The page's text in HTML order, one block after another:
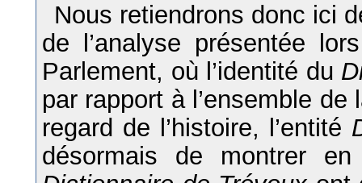
Nous retiendrons donc ici
de l’analyse présentée
Parlement, où l’identité du
par rapport à l’ensemble
regard de l’histoire, l’entité
désormais de montrer